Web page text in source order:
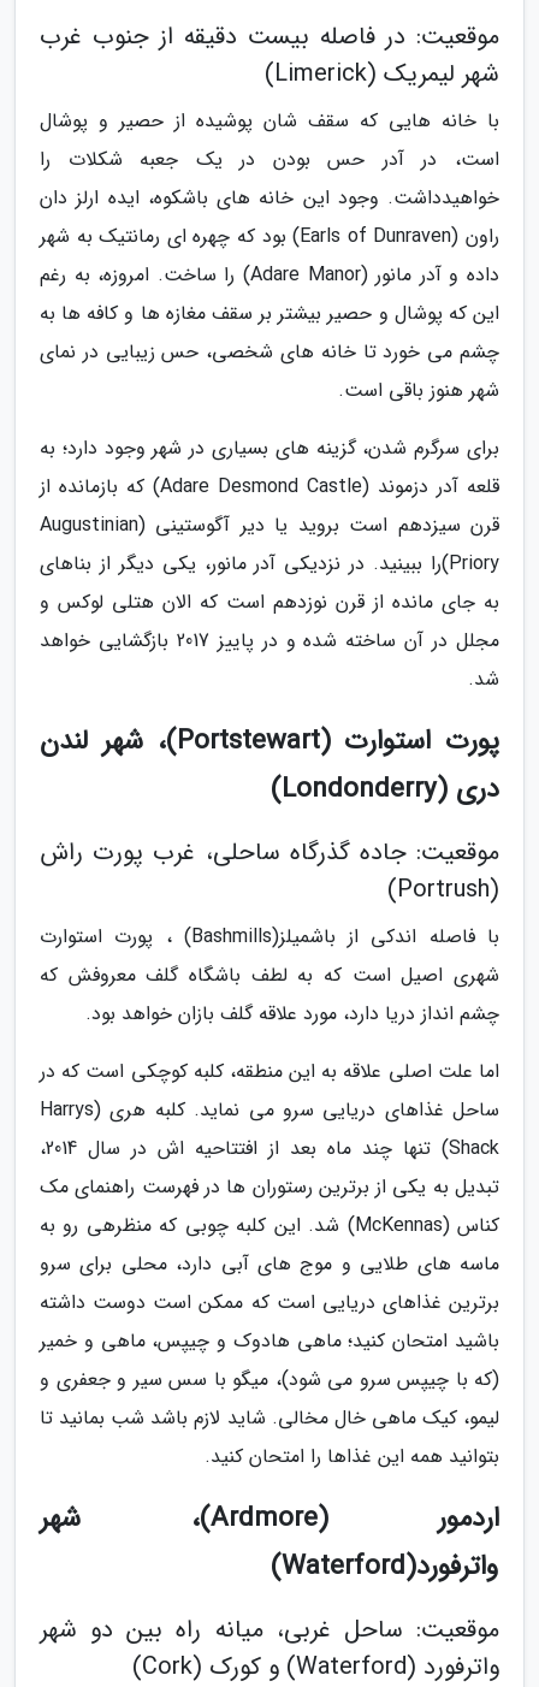
موقعیت: در فاصله بیست دقیقه از جنوب غرب
شهر لیمریک (Limerick)
با خانه هایی که سقف شان پوشیده از حصیر و پوشال
است، در آدر حس بودن در یک جعبه شکلات را
خواهیدداشت. وجود این خانه های باشکوه، ایده ارلز دان
راون (Earls of Dunraven) بود که چهره ای رمانتیک به شهر
داده و آدر مانور (Adare Manor) را ساخت. امروزه، به رغم
این که پوشال و حصیر بیشتر بر سقف مغازه ها و کافه ها به
چشم می خورد تا خانه های شخصی، حس زیبایی در نمای
شهر هنوز باقی است.
برای سرگرم شدن، گزینه های بسیاری در شهر وجود دارد؛ به
قلعه آدر دزموند (Adare Desmond Castle) که بازمانده از
قرن سیزدهم است بروید یا دیر آگوستینی (Augustinian
Priory)را ببینید. در نزدیکی آدر مانور، یکی دیگر از بناهای
به جای مانده از قرن نوزدهم است که الان هتلی لوکس و
مجلل در آن ساخته شده و در پاییز 2017 بازگشایی خواهد
شد.
پورت استوارت (Portstewart)، شهر لندن
دری (Londonderry)
موقعیت: جاده گذرگاه ساحلی، غرب پورت راش
(Portrush)
با فاصله اندکی از باشمیلز(Bashmills) ، پورت استوارت
شهری اصیل است که به لطف باشگاه گلف معروفش که
چشم انداز دریا دارد، مورد علاقه گلف بازان خواهد بود.
اما علت اصلی علاقه به این منطقه، کلبه کوچکی است که در
ساحل غذاهای دریایی سرو می نماید. کلبه هری (Harrys
Shack) تنها چند ماه بعد از افتتاحیه اش در سال 2014،
تبدیل به یکی از برترین رستوران ها در فهرست راهنمای مک
کناس (McKennas) شد. این کلبه چوبی که منظرهی رو به
ماسه های طلایی و موج های آبی دارد، محلی برای سرو
برترین غذاهای دریایی است که ممکن است دوست داشته
باشید امتحان کنید؛ ماهی هادوک و چیپس، ماهی و خمیر
(که با چیپس سرو می شود)، میگو با سس سیر و جعفری و
لیمو، کیک ماهی خال مخالی. شاید لازم باشد شب بمانید تا
بتوانید همه این غذاها را امتحان کنید.
اردمور (Ardmore)، شهر
واترفورد(Waterford)
موقعیت: ساحل غربی، میانه راه بین دو شهر
واترفورد (Waterford) و کورک (Cork)